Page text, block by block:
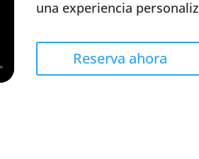
una experiencia
Reserva ahora